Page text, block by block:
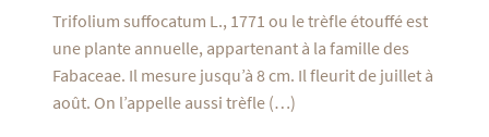
Trifolium suffocatum L., 1771 ou le trèfle étouffé est
une plante annuelle, appartenant à la famille des
Fabaceae. Il mesure jusqu’à 8 cm. Il fleurit de juillet à
août. On l’appelle aussi trèfle (…)